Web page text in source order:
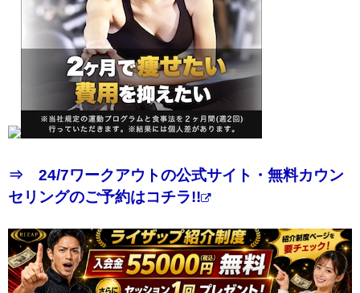
⇒ 24/7ワークアウトの公式サイト・無料カウン
セリングのご予約はコチラ!!